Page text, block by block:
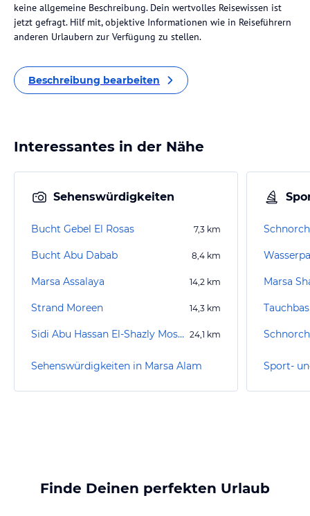
keine allgemeine Beschreibung. Dein wertvolles Reisewissen ist
jetzt gefragt. Hilf mit, objektive Informationen wie in Reiseführern
anderen Urlaubern zur Verfügung zu stellen.
Beschreibung bearbeiten
Interessantes in der Nähe
Sehenswürdigkeiten
Bucht Gebel El Rosas 7,3 km
Bucht Abu Dabab 8,4 km
Marsa Assalaya 14,2 km
Strand Moreen 14,3 km
Sidi Abu Hassan El-Shazly Moschee 24,1 km
Sehenswürdigkeiten in Marsa Alam
Marsa
Finde Deinen perfekten Urlaub